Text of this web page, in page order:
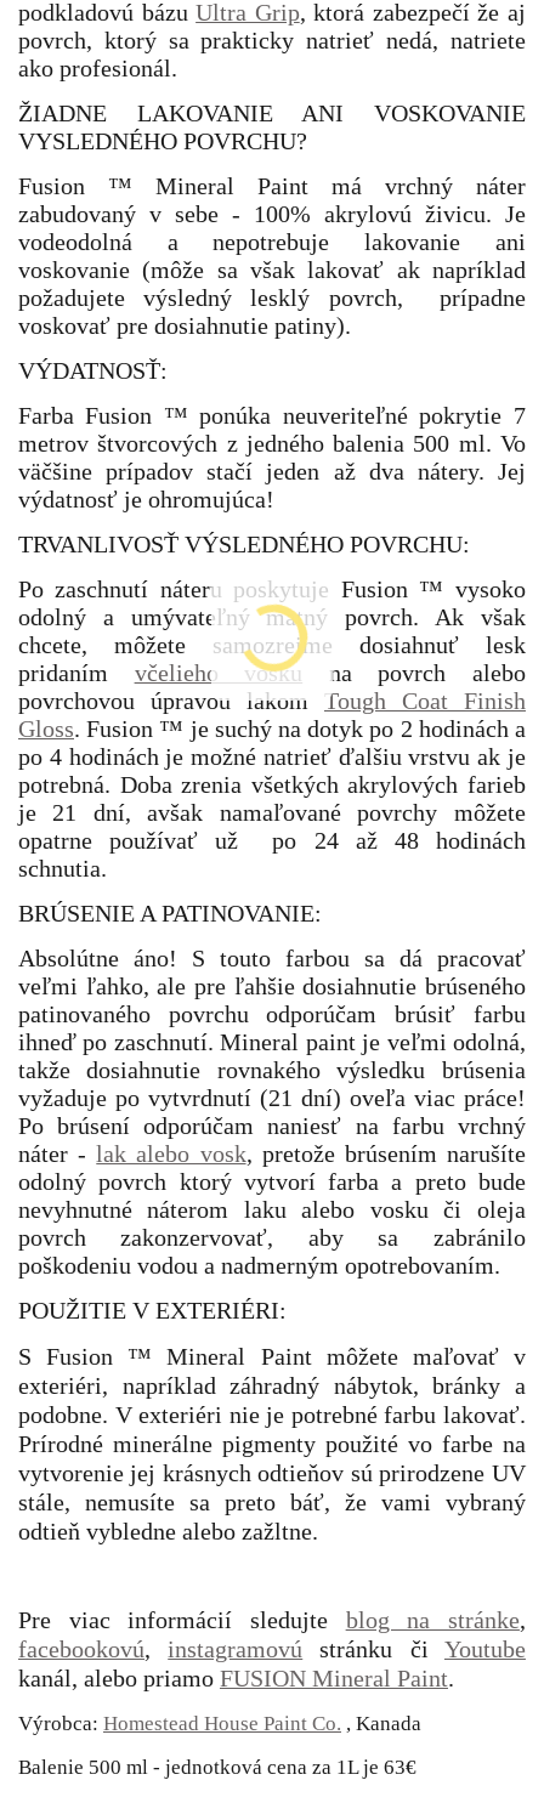
podkladovú bázuUltra Grip, ktorá zabezpečí že aj
povrch, ktorý sa prakticky natrieť nedá, natriete
ako profesionál.
ŽIADNE LAKOVANIE ANI VOSKOVANIE
VYSLEDNÉHO POVRCHU?
Fusion ™ Mineral Paint má vrchný náter
zabudovaný v sebe - 100% akrylovú živicu. Je
vodeodolná a nepotrebuje lakovanie ani
voskovanie (môže sa však lakovať ak napríklad
požadujete výsledný lesklý povrch, prípadne
voskovať pre dosiahnutie patiny).
VÝDATNOSŤ:
Farba Fusion ™ ponúka neuveriteľné pokrytie 7
metrov štvorcových z jedného balenia 500 ml. Vo
väčšine prípadov stačí jeden až dva nátery. Jej
výdatnosť je ohromujúca!
TRVANLIVOSŤ VÝSLEDNÉHO POVRCHU:
Po zaschnutí náteru poskytuje Fusion ™ vysoko
odolný a umývateľný matný povrch. Ak však
chcete, môžete samozrejme dosiahnuť lesk
pridaním včelieho vosku
na povrch alebo
povrchovou úpravou lakom Tough Coat Finish
Gloss. Fusion ™ je suchý na dotyk po 2 hodinách a
po 4 hodinách je možné natrieť ďalšiu vrstvu ak je
potrebná. Doba zrenia všetkých akrylových farieb
je 21 dní, avšak namaľované povrchy môžete
opatrne používať už po 24 až 48 hodinách
schnutia.
BRÚSENIE A PATINOVANIE:
Absolútne áno! S touto farbou sa dá pracovať
veľmi ľahko, ale pre ľahšie dosiahnutie brúseného
patinovaného povrchu odporúčam brúsiť farbu
ihneď po zaschnutí. Mineral paint je veľmi odolná,
takže dosiahnutie rovnakého výsledku brúsenia
vyžaduje po vytvrdnutí (21 dní) oveľa viac práce!
Po brúsení odporúčam naniesť na farbu vrchný
náter -lak alebo vosk, pretože brúsením narušíte
odolný povrch ktorý vytvorí farba a preto bude
nevyhnutné náterom laku alebo vosku či oleja
povrch zakonzervovať, aby sa zabránilo
poškodeniu vodou a nadmerným opotrebovaním.
POUŽITIE V EXTERIÉRI:
S Fusion ™ Mineral Paint môžete maľovať v
exteriéri, napríklad záhradný nábytok, bránky a
podobne. V exteriéri nie je potrebné farbu lakovať.
Prírodné minerálne pigmenty použité vo farbe na
vytvorenie jej krásnych odtieňov sú prirodzene UV
stále, nemusíte sa preto báť, že vami vybraný
odtieň vybledne alebo zažltne.
Pre viac informácií sledujte blog na stránke,
facebookovú, instagramovú stránku či Youtube
kanál, alebo priamo FUSION Mineral Paint.
Výrobca: Homestead House Paint Co. , Kanada
Balenie 500 ml - jednotková cena za 1L je 63€